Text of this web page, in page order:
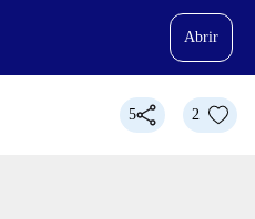
Abrir
5 2